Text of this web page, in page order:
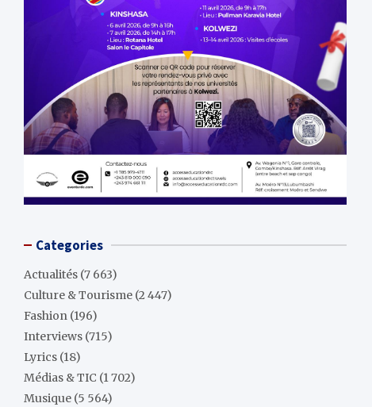
Categories
Actualités (7 663)
Culture & Tourisme (2 447)
Fashion (196)
Interviews (715)
Lyrics (18)
Médias & TIC (1 702)
Musique (5 564)